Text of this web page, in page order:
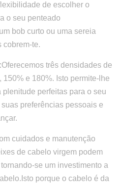
de escolher o
o seu penteado
bob curto ou uma sereia
cobrem-te.
Oferecemos três densidades de
150% e 180%. Isto permite-lhe
perfeitas para o seu
preferências pessoais e
cuidados e manutenção
de cabelo virgem podem
se um investimento a
porque o cabelo é da